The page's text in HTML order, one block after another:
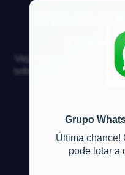
Grupo
Última chance!
pode lotar a
pode
Veja respostas de
sobre mercado
e